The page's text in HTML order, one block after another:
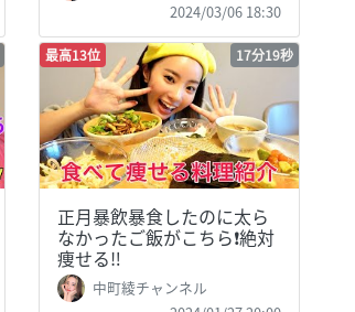
2024/03/06 18:30
最高13位 17分19秒
正月暴飲暴食したのに太ら
なかったご飯がこちら❗️絶対
痩せる‼︎
中町綾チャンネル